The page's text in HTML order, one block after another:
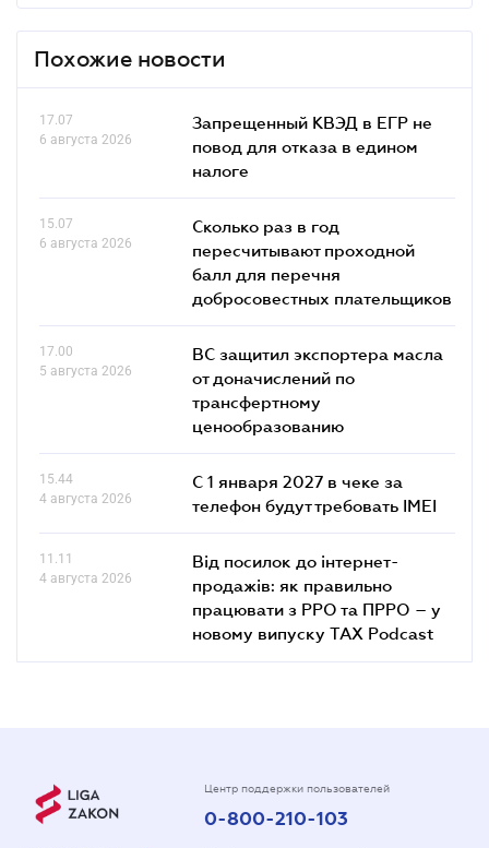
Похожие новости
17.07
6 августа 2026
Запрещенный КВЭД в ЕГР не
повод для отказа в едином
налоге
15.07
6 августа 2026
Сколько раз в год
пересчитывают проходной
балл для перечня
добросовестных плательщиков
17.00
5 августа 2026
ВС защитил экспортера масла
от доначислений по
трансфертному
ценообразованию
15.44
4 августа 2026
С 1 января 2027 в чеке за
телефон будут требовать IMEI
11.11
4 августа 2026
Від посилок до інтернет-
продажів: як правильно
працювати з РРО та ПРРО – у
новому випуску TAX Podcast
Центр поддержки пользователей
0-800-210-103